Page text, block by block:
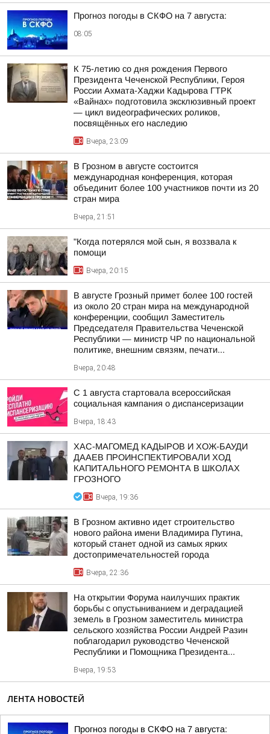
Прогноз погоды в СКФО на 7 августа:
08:05
К 75-летию со дня рождения Первого
Президента Чеченской Республики, Героя
России Ахмата-Хаджи Кадырова ГТРК
«Вайнах» подготовила эксклюзивный проект
— цикл видеографических роликов,
посвящённых его наследию
Вчера, 23:09
В Грозном в августе состоится
международная конференция, которая
объединит более 100 участников почти из 20
стран мира
Вчера, 21:51
"Когда потерялся мой сын, я воззвала к
помощи
Вчера, 20:15
В августе Грозный примет более 100 гостей
из около 20 стран мира на международной
конференции, сообщил Заместитель
Председателя Правительства Чеченской
Республики — министр ЧР по национальной
политике, внешним связям, печати...
Вчера, 20:48
С 1 августа стартовала всероссийская
социальная кампания о диспансеризации
Вчера, 18:43
ХАС-МАГОМЕД КАДЫРОВ И ХОЖ-БАУДИ
ДААЕВ ПРОИНСПЕКТИРОВАЛИ ХОД
КАПИТАЛЬНОГО РЕМОНТА В ШКОЛАХ
ГРОЗНОГО
Вчера, 19:36
В Грозном активно идет строительство
нового района имени Владимира Путина,
который станет одной из самых ярких
достопримечательностей города
Вчера, 22:36
На открытии Форума наилучших практик
борьбы с опустыниванием и деградацией
земель в Грозном заместитель министра
сельского хозяйства России Андрей Разин
поблагодарил руководство Чеченской
Республики и Помощника Президента...
Вчера, 19:53
ЛЕНТА НОВОСТЕЙ
Прогноз погоды в СКФО на 7 августа: